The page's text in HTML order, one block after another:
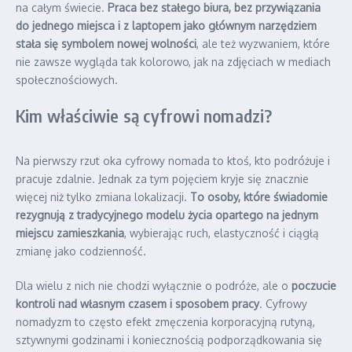
na całym świecie. Praca bez stałego biura, bez przywiązania
do jednego miejsca i z laptopem jako głównym narzędziem
stała się symbolem nowej wolności, ale też wyzwaniem, które
nie zawsze wygląda tak kolorowo, jak na zdjęciach w mediach
społecznościowych.
Kim właściwie są cyfrowi nomadzi?
Na pierwszy rzut oka cyfrowy nomada to ktoś, kto podróżuje i
pracuje zdalnie. Jednak za tym pojęciem kryje się znacznie
więcej niż tylko zmiana lokalizacji. To osoby, które świadomie
rezygnują z tradycyjnego modelu życia opartego na jednym
miejscu zamieszkania, wybierając ruch, elastyczność i ciągłą
zmianę jako codzienność.
Dla wielu z nich nie chodzi wyłącznie o podróże, ale o poczucie
kontroli nad własnym czasem i sposobem pracy. Cyfrowy
nomadyzm to często efekt zmęczenia korporacyjną rutyną,
sztywnymi godzinami i koniecznością podporządkowania się